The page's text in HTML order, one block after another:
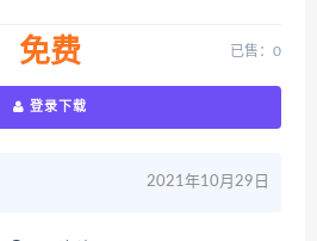
免费 已售：0
登录下载
2021年10月29日